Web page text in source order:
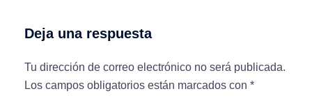
Deja una respuesta
Tu dirección de correo electrónico no será publicada.
Los campos obligatorios están marcados con *